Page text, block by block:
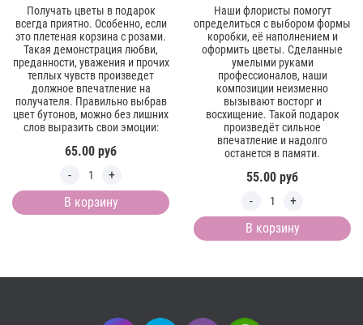
Получать цветы в подарок
всегда приятно. Особенно, если
это плетеная корзина с розами.
Такая демонстрация любви,
преданности, уважения и прочих
теплых чувств произведет
должное впечатление на
получателя. Правильно выбрав
цвет бутонов, можно без лишних
слов выразить свои эмоции:
65.00 руб
В корзину
Наши флористы помогут
определиться с выбором формы
коробки, её наполнением и
оформить цветы. Сделанные
умелыми руками
профессионалов, наши
композиции неизменно
вызывают восторг и
восхищение. Такой подарок
произведёт сильное
впечатление и надолго
останется в памяти.
55.00 руб
В корзину